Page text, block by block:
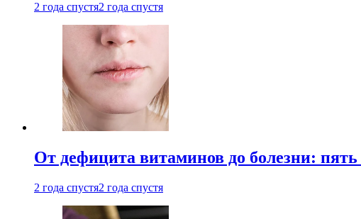
2 года спустя2 года спустя
От дефицита витаминов до болезни:
2 года спустя2 года спустя